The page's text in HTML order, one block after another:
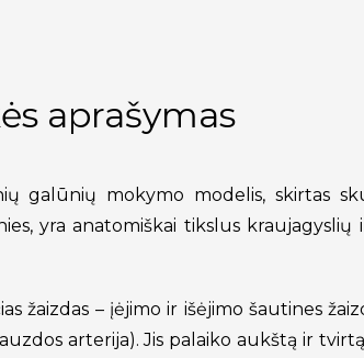
aprašymas
galūnių mokymo modelis, skirtas
yra anatomiškai tikslus kraujagyslių
žaizdas – įėjimo ir išėjimo šautines
arterija). Jis palaiko aukštą ir